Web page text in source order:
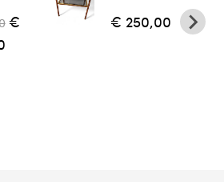
€
€ 250,00